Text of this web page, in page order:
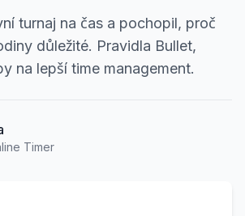
turnaj na čas a pochopil, proč
důležité. Pravidla Bullet,
na lepší time management.
Timer